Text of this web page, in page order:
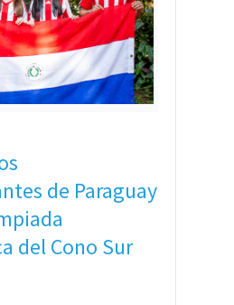
de Paraguay
del Cono Sur